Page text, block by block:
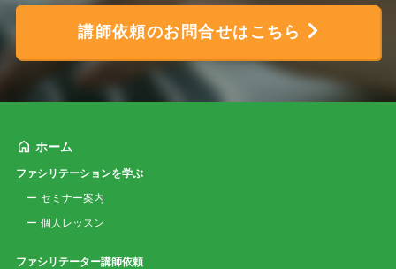
講師依頼のお問合せはこちら
ホーム
ファシリテーションを学ぶ
セミナー案内
個人レッスン
ファシリテーター講師依頼